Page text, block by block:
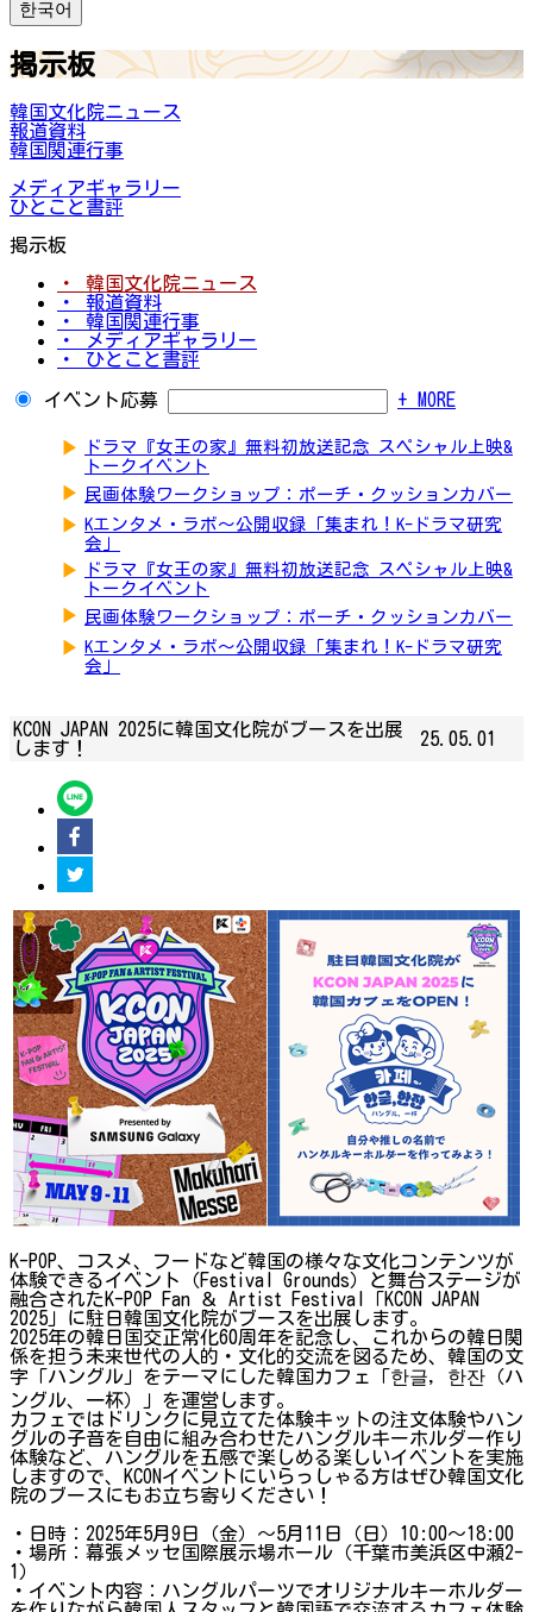
한국어
掲示板
韓国文化院ニュース
報道資料
韓国関連行事
メディアギャラリー
ひとこと書評
掲示板
・ 韓国文化院ニュース
・ 報道資料
・ 韓国関連行事
・ メディアギャラリー
・ ひとこと書評
イベント応募 + MORE
▶
ドラマ『女王の家』無料初放送記念 スペシャル上映&
トークイベント
▶ 民画体験ワークショップ：ポーチ・クッションカバー
▶ Kエンタメ・ラボ～公開収録「集まれ！K-ドラマ研究
会」
▶
ドラマ『女王の家』無料初放送記念 スペシャル上映&
トークイベント
▶ 民画体験ワークショップ：ポーチ・クッションカバー
▶ Kエンタメ・ラボ～公開収録「集まれ！K-ドラマ研究
会」
KCON JAPAN 2025に韓国文化院がブースを出展
します！
25.05.01
K-POP、コスメ、フードなど韓国の様々な文化コンテンツが
体験できるイベント（Festival Grounds）と舞台ステージが
融合されたK-POP Fan ＆ Artist Festival「KCON JAPAN
2025」に駐日韓国文化院がブースを出展します。
2025年の韓日国交正常化60周年を記念し、これからの韓日関
係を担う未来世代の人的・文化的交流を図るため、韓国の文
字「ハングル」をテーマにした韓国カフェ「한글, 한잔（ハ
ングル、一杯）」を運営します。
カフェではドリンクに見立てた体験キットの注文体験やハン
グルの子音を自由に組み合わせたハングルキーホルダー作り
体験など、ハングルを五感で楽しめる楽しいイベントを実施
しますので、KCONイベントにいらっしゃる方はぜひ韓国文化
院のブースにもお立ち寄りください！
・日時：2025年5月9日（金）〜5月11日（日）10:00～18:00
・場所：幕張メッセ国際展示場ホール（千葉市美浜区中瀬2-
1）
・イベント内容：ハングルパーツでオリジナルキーホルダー